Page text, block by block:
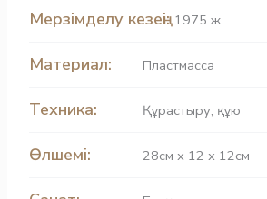
Мерзімделу кезеңі: 1975 ж.
Материал: Пластмасса
Техника: Құрастыру, құю
Өлшемі: 28см х 12 х 12см